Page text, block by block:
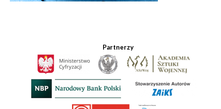
Partnerzy